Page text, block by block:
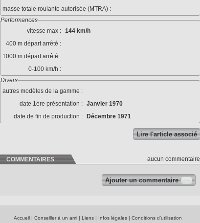
masse totale roulante autorisée (MTRA) :
Performances
vitesse max : 144 km/h
400 m départ arrêté :
1000 m départ arrêté :
0-100 km/h :
Divers
autres modèles de la gamme :
date 1ère présentation : Janvier 1970
date de fin de production :
Décembre 1971
Lire l'article associé
COMMENTAIRES aucun commentaire
Ajouter un commentaire
Accueil | Conseiller à un ami | Liens | Infos légales | Conditions d'utilisation